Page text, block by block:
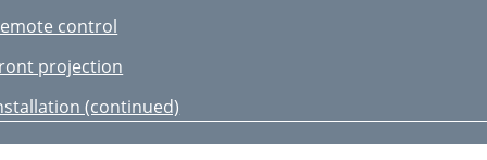
control
projection
(continued)
+ AV device